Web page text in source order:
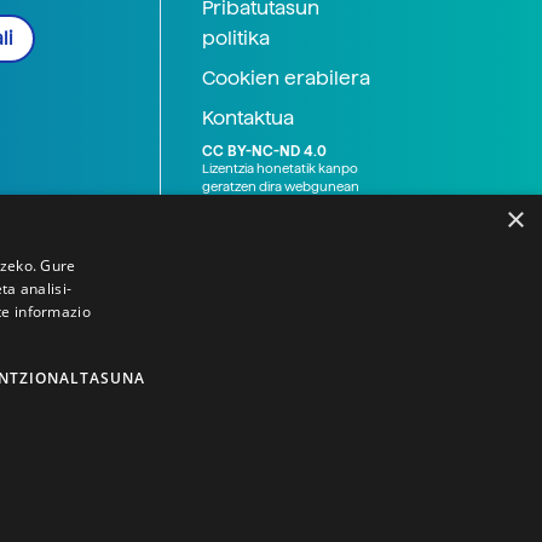
Pribatutasun
politika
Cookien erabilera
Kontaktua
CC BY-NC-ND 4.0
Lizentzia honetatik kanpo
geratzen dira webgunean
×
Gure
analisi-
informazio